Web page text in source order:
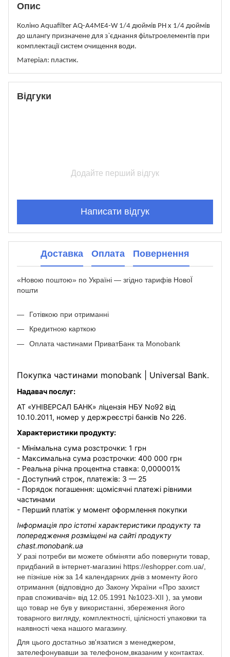
Опис
Коліно Aquafilter AQ-A4ME4-W 1/4 дюймів РН x 1/4 дюймів
до шлангу призначене для з`єднання фільтроелементів при
комплектації систем очищення води.
Матеріал: пластик.
Відгуки
Додайте перший відгук
Написати відгук
Доставка Оплата Повернення
«Новою поштою» по Україні — згідно тарифів НовоЇ
пошти
Готівкою при отриманні
Кредитною карткою
Оплата частинами ПриватБанк та Monobank
Покупка частинами monobank | Universal Bank.
Надавач послуг:
АТ «УНІВЕРСАЛ БАНК» ліцензія НБУ No92 від
10.10.2011, номер у держреєстрі банків No 226.
Характеристики продукту:
- Мінімальна сума розстрочки: 1 грн
- Максимальна сума розстрочки: 400 000 грн
- Реальна річна процентна ставка: 0,000001%
- Доступний строк, платежів: 3 — 25
- Порядок погашення: щомісячні платежі рівними
частинами
- Перший платіж у момент оформлення покупки
Інформація про істотні характеристики продукту та
попередження розміщені на сайті продукту
chast.monobank.ua
У разі потреби ви можете обміняти або повернути товар,
придбаний в інтернет-магазині https://eshopper.com.ua/,
не пізніше ніж за 14 календарних днів з моменту його
отримання (відповідно до Закону України «Про захист
прав споживачів» від 12.05.1991 №1023-XII ), за умови
що товар не був у використанні, збереження його
товарного вигляду, комплектності, цілісності упаковки та
наявності чека нашого магазину.
Для цього достатньо зв'язатися з менеджером,
зателефонувавши за телефоном,вказаним у контактах.